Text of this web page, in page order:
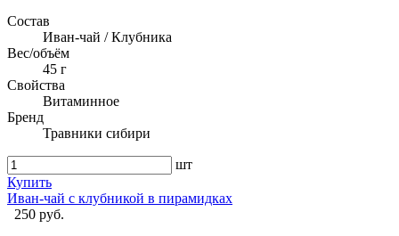
Состав
Иван-чай / Клубника
Вес/объём
45 г
Свойства
Витаминное
Бренд
Травники сибири
шт
Купить
Иван-чай с клубникой в пирамидках
250 руб.